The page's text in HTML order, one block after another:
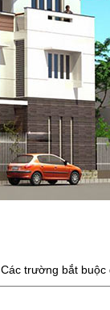
Các trường bắt buộc